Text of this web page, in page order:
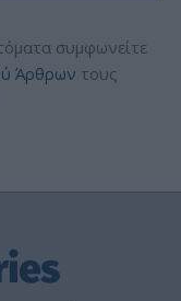
συμφωνείτε
Άρθρων τους